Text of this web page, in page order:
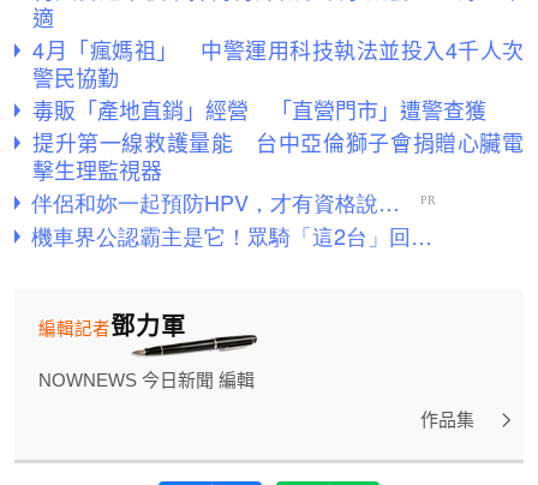
適
4月「瘋媽祖」 中警運用科技執法並投入4千人次
警民協勤
毒販「產地直銷」經營 「直營門市」遭警查獲
提升第一線救護量能 台中亞倫獅子會捐贈心臟電
擊生理監視器
鄧力軍
編輯記者
NOWNEWS 今日新聞 編輯
作品集